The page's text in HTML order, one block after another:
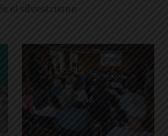
el silvestrisme